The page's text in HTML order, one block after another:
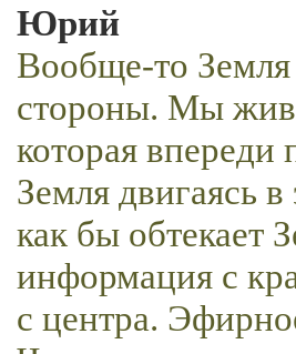
Юрий
Вообще-то
стороны. Мы
которая
Земля двигаясь
как бы обтекает
информация с
с центра.